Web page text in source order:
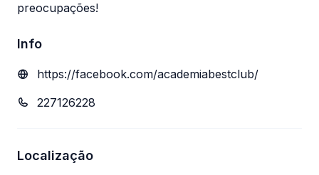
preocupações!
Info
https://facebook.com/academiabestclub/
227126228
Localização